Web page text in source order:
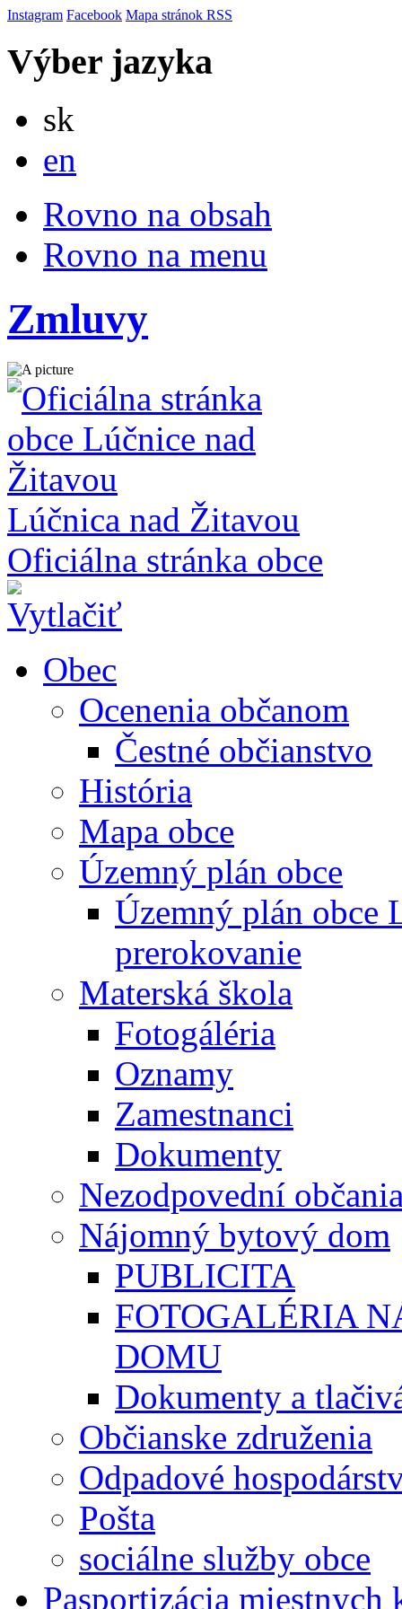
Instagram Facebook Mapa stránok RSS
Výber jazyka
sk
en
Rovno na obsah
Rovno na menu
Zmluvy
Lúčnica nad Žitavou
Oficiálna stránka obce
Obec
Ocenenia občanom
Čestné občianstvo
História
Mapa obce
Územný plán obce
Územný plán obce
prerokovanie
Materská škola
Fotogáléria
Oznamy
Zamestnanci
Dokumenty
Nezodpovední
Nájomný bytový dom
PUBLICITA
FOTOGALÉRIA
DOMU
Dokumenty a
Občianske združenia
Odpadové
Pošta
sociálne služby obce
Pasportizácia